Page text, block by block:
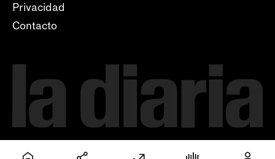
Privacidad
Contacto